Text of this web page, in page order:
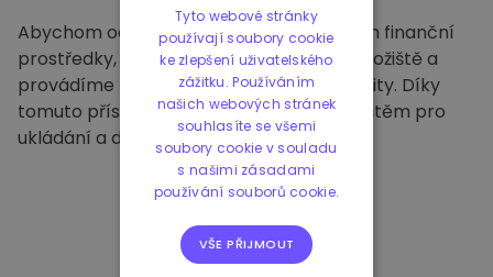
Abychom ochránili naše zákazníky a jejich finanční
prostředky, nabízíme bezpečné offline úložiště a
provádíme pravidelné bezpečnostní audity. Díky
tomuto přístupu je naše platforma útočištěm pro
ukládání a dalších kryptoměn.
Tyto webové stránky
používají soubory cookie
ke zlepšení uživatelského
zážitku. Používáním
našich webových stránek
souhlasíte se všemi
soubory cookie v souladu
s našimi zásadami
používání souborů cookie.
VŠE PŘIJMOUT